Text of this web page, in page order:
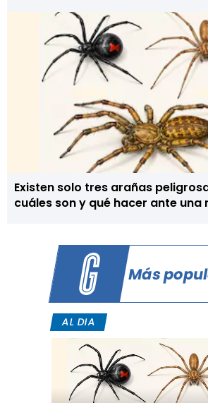
Existen solo tres arañas
cuáles son y qué hacer ante
Más
AL DIA